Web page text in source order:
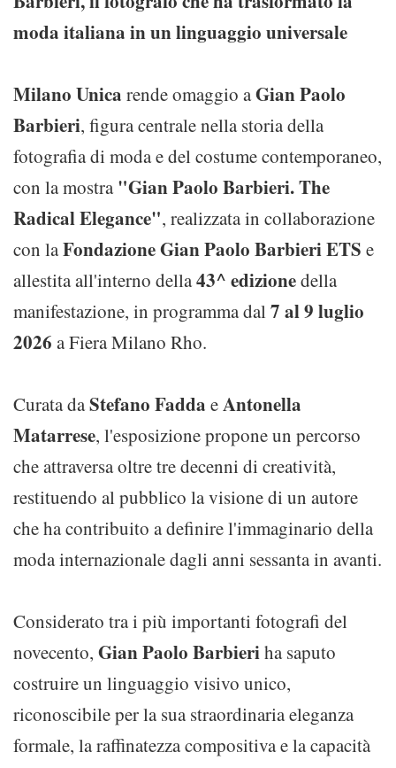
moda italiana in un linguaggio universale
Milano Unica rende omaggio aGian Paolo
Barbieri, figura centrale nella storia della
fotografia di moda e del costume contemporaneo,
con la mostra"Gian Paolo Barbieri. The
Radical Elegance", realizzata in collaborazione
con laFondazione Gian Paolo BarbieriETS e
allestita all'interno della43^ edizionedella
manifestazione, in programma dal7 al 9 luglio
2026 a Fiera Milano Rho.
Curata daStefano Fadda eAntonella
Matarrese, l'esposizione propone un percorso
che attraversa oltre tre decenni di creatività,
restituendo al pubblico la visione di un autore
che ha contribuito a definire l'immaginario della
moda internazionale dagli anni sessanta in avanti.
Considerato tra i più importanti fotografi del
novecento, Gian Paolo Barbieriha saputo
costruire un linguaggio visivo unico,
riconoscibile per la sua straordinaria eleganza
formale, la raffinatezza compositiva e la capacità